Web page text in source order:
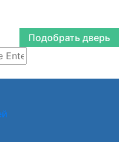
Подобрать дверь